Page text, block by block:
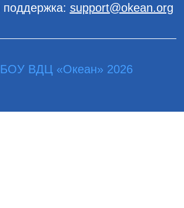
поддержка: support@okean.org
ВДЦ «Океан» 2026